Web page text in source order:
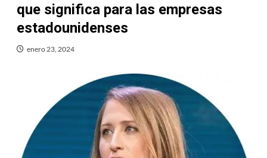
que significa para las empresas
estadounidenses
enero 23, 2024